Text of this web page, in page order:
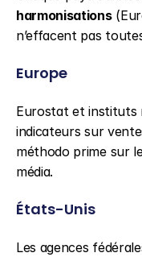
harmonisations
n’effacent pas
Europe
Eurostat et instituts
indicateurs sur
méthodo prime sur
média.
États-Unis
Les agences